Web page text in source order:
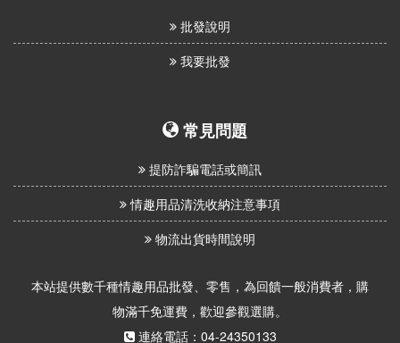
批發說明
我要批發
常見問題
提防詐騙電話或簡訊
情趣用品清洗收納注意事項
物流出貨時間說明
本站提供數千種情趣用品批發、零售，為回饋一般消費者，購
物滿千免運費，歡迎參觀選購。
連絡電話：04-24350133